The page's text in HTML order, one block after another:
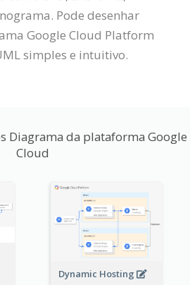
Pode desenhar
Google Cloud Platform
simples e intuitivo.
Diagrama da plataforma Google
Cloud
Dynamic Hosting